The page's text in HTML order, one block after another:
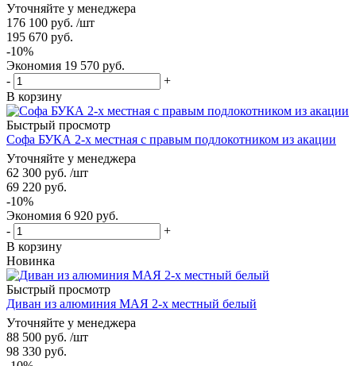
Уточняйте у менеджера
176 100 руб. /шт
195 670 руб.
-10%
Экономия 19 570 руб.
-
+
В корзину
Быстрый просмотр
Софа БУКА 2-х местная с правым подлокотником из акации
Уточняйте у менеджера
62 300 руб. /шт
69 220 руб.
-10%
Экономия 6 920 руб.
-
+
В корзину
Новинка
Быстрый просмотр
Диван из алюминия МАЯ 2-х местный белый
Уточняйте у менеджера
88 500 руб. /шт
98 330 руб.